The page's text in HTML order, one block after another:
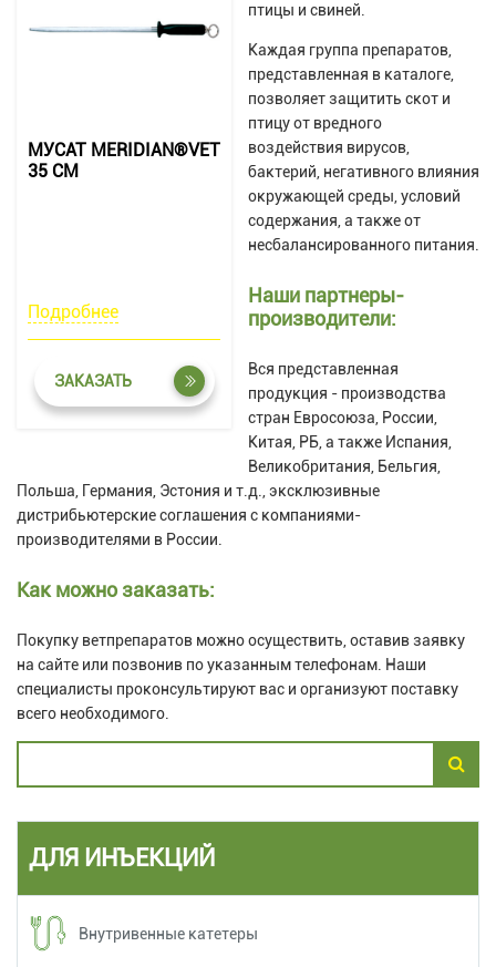
МУСАТ MERIDIAN®VET
35 СМ
Подробнее
ЗАКАЗАТЬ
птицы и свиней.
Каждая группа препаратов,
представленная в каталоге,
позволяет защитить скот и
птицу от вредного
воздействия вирусов,
бактерий, негативного влияния
окружающей среды, условий
содержания, а также от
несбалансированного питания.
Наши партнеры-
производители:
Вся представленная
продукция - производства
стран Евросоюза, России,
Китая, РБ, а также Испания,
Великобритания, Бельгия,
Польша, Германия, Эстония и т.д., эксклюзивные
дистрибьютерские соглашения с компаниями-
производителями в России.
Как можно заказать:
Покупку ветпрепаратов можно осуществить, оставив заявку
на сайте или позвонив по указанным телефонам. Наши
специалисты проконсультируют вас и организуют поставку
всего необходимого.
ДЛЯ ИНЪЕКЦИЙ
Внутривенные катетеры